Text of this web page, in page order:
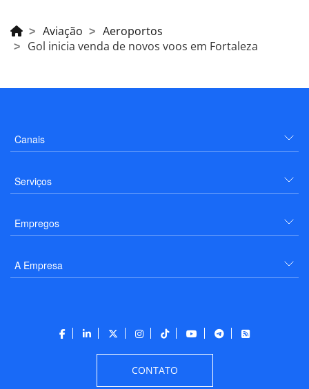
Aviação
Aeroportos
Gol inicia venda de novos voos em Fortaleza
Canais
Serviços
Empregos
A Empresa
CONTATO